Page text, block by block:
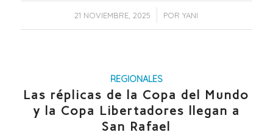
21 NOVIEMBRE, 2025
/ PORYANI
REGIONALES
Las réplicas de la Copa del Mundo
y la Copa Libertadores llegan a
San Rafael